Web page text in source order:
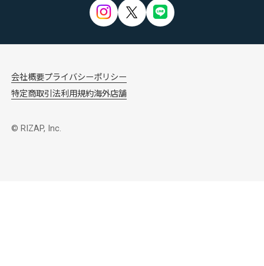
会社概要プライバシーポリシー
特定商取引法利用規約海外店舗
© RIZAP, Inc.